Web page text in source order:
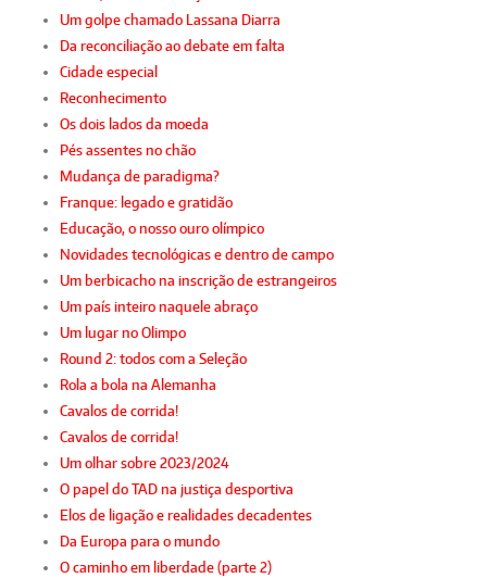
Um golpe chamado Lassana Diarra
Da reconciliação ao debate em falta
Cidade especial
Reconhecimento
Os dois lados da moeda
Pés assentes no chão
Mudança de paradigma?
Franque: legado e gratidão
Educação, o nosso ouro olímpico
Novidades tecnológicas e dentro de campo
Um berbicacho na inscrição de estrangeiros
Um país inteiro naquele abraço
Um lugar no Olimpo
Round 2: todos com a Seleção
Rola a bola na Alemanha
Cavalos de corrida!
Cavalos de corrida!
Um olhar sobre 2023/2024
O papel do TAD na justiça desportiva
Elos de ligação e realidades decadentes
Da Europa para o mundo
O caminho em liberdade (parte 2)